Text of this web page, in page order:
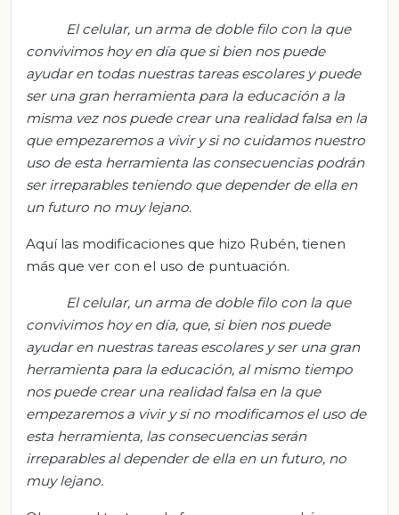
El celular, un arma de doble filo con la que
convivimos hoy en día que si bien nos puede
ayudar en todas nuestras tareas escolares y puede
ser una gran herramienta para la educación a la
misma vez nos puede crear una realidad falsa en la
que empezaremos a vivir y si no cuidamos nuestro
uso de esta herramienta las consecuencias podrán
ser irreparables teniendo que depender de ella en
un futuro no muy lejano.
Aquí las modificaciones que hizo Rubén, tienen
más que ver con el uso de puntuación.
El celular, un arma de doble filo con la que
convivimos hoy en día, que, si bien nos puede
ayudar en nuestras tareas escolares y ser una gran
herramienta para la educación, al mismo tiempo
nos puede crear una realidad falsa en la que
empezaremos a vivir y si no modificamos el uso de
esta herramienta, las consecuencias serán
irreparables al depender de ella en un futuro, no
muy lejano.